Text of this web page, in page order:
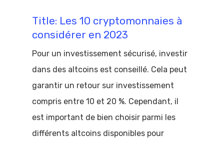
Title: Les 10 cryptomonnaies à
considérer en 2023
Pour un investissement sécurisé, investir
dans des altcoins est conseillé. Cela peut
garantir un retour sur investissement
compris entre 10 et 20 %. Cependant, il
est important de bien choisir parmi les
différents altcoins disponibles pour